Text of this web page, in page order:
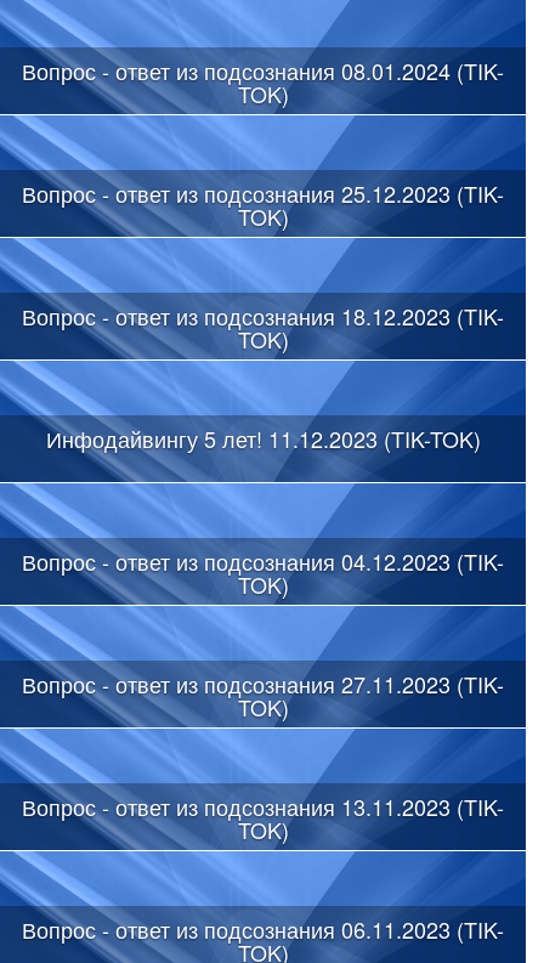
Вопрос - ответ из подсознания 08.01.2024 (TIK-
TOK)
Вопрос - ответ из подсознания 25.12.2023 (TIK-
TOK)
Вопрос - ответ из подсознания 18.12.2023 (TIK-
TOK)
Инфодайвингу 5 лет! 11.12.2023 (TIK-TOK)
Вопрос - ответ из подсознания 04.12.2023 (TIK-
TOK)
Вопрос - ответ из подсознания 27.11.2023 (TIK-
TOK)
Вопрос - ответ из подсознания 13.11.2023 (TIK-
TOK)
Вопрос - ответ из подсознания 06.11.2023 (TIK-
TOK)